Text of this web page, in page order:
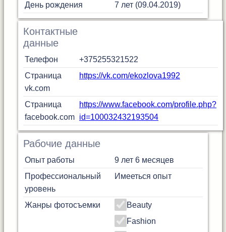
День рождения
7 лет (09.04.2019)
Контактные
данные
Телефон
+375255321522
Страница
vk.com
https://vk.com/ekozlova1992
Страница
facebook.com
https://www.facebook.com/profile.php?
id=100032432193504
Рабочие данные
Опыт работы
9 лет 6 месяцев
Профессиональный
уровень
Имееться опыт
Жанры фотосъемки
Beauty
Fashion